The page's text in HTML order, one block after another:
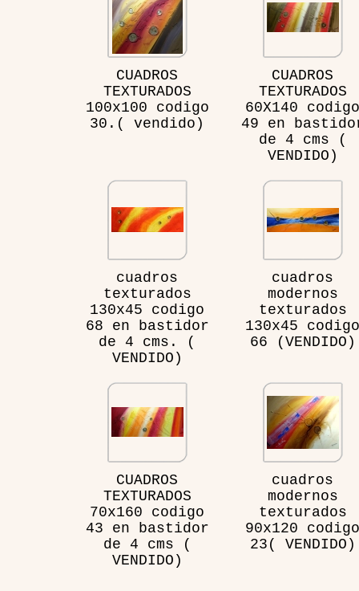
CUADROS
TEXTURADOS
100x100 codigo
30.( vendido)
CUADROS
TEXTURADOS
60X140 codigo
49 en
de 4 cms (
VENDIDO)
cuadros
texturados
130x45 codigo
68 en bastidor
de 4 cms. (
VENDIDO)
cuadros
modernos
texturados
130x45 codigo
66 (VENDIDO)
CUADROS
TEXTURADOS
70x160 codigo
43 en bastidor
de 4 cms (
VENDIDO)
cuadros
modernos
texturados
90x120 codigo
23( VENDIDO)